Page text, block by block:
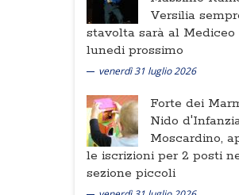
Versilia
stavolta sarà al Mediceo
lunedi prossimo
venerdì 31 luglio 2026
Forte dei
Nido
Moscardino,
le iscrizioni per 2 posti
sezione piccoli